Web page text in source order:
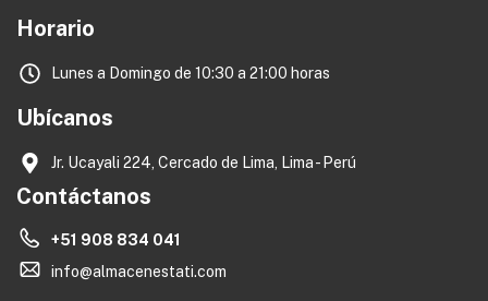
Horario
Lunes a Domingo de 10:30 a 21:00 horas
Ubícanos
Jr. Ucayali 224, Cercado de Lima, Lima - Perú
Contáctanos
+51 908 834 041
info@almacenestati.com